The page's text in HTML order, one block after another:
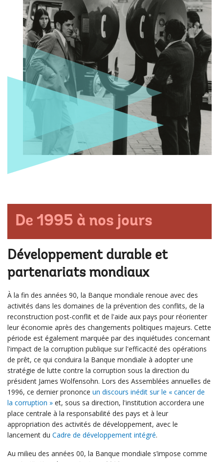
De 1995 à nos jours
Développement durable et
partenariats mondiaux
À la fin des années 90, la Banque mondiale renoue avec des
activités dans les domaines de la prévention des conflits, de la
reconstruction post-conflit et de l'aide aux pays pour réorienter
leur économie après des changements politiques majeurs. Cette
période est également marquée par des inquiétudes concernant
l'impact de la corruption publique sur l'efficacité des opérations
de prêt, ce qui conduira la Banque mondiale à adopter une
stratégie de lutte contre la corruption sous la direction du
président James Wolfensohn. Lors des Assemblées annuelles de
1996, ce dernier prononce un discours inédit sur le « cancer de
la corruption » et, sous sa direction, l'institution accordera une
place centrale à la responsabilité des pays et à leur
appropriation des activités de développement, avec le
lancement du Cadre de développement intégré.
Au milieu des années 00, la Banque mondiale s’impose comme